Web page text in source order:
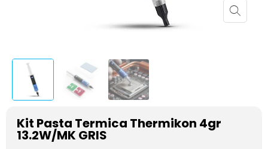
Kit Pasta Termica Thermikon 4gr
13.2W/MK GRIS